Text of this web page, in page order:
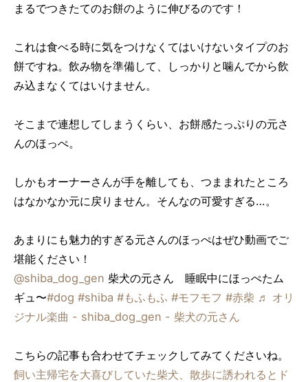
まるでつきたてのお餅のように伸びるのです！
これは食べる時に気をつけなくてはいけないタイプのお
餅ですね。飲み物を準備して、しっかりと噛んでから飲
み込まなくてはいけません。
そこまで連想してしまうくらい、お餅感たっぷりの元さ
んのほっぺ。
しかもオーナーさんが手を離しても、つままれたところ
はなかなか元に戻りません。そんなの可愛すぎる…。
あまりにも魅力的すぎる元さんのほっぺはぜひ動画でご
堪能ください！
@shiba_dog_gen 柴犬の元さん 睡眠中にほっぺたム
ギュ〜#dog #shiba #もふもふ #モフモフ #赤柴 ♬ オリ
ジナル楽曲 - shiba_dog_gen - 柴犬の元さん
こちらの記事も合わせてチェックしてみてくださいね。
飼い主帰宅を大喜びしていた柴犬、散歩に誘われるとド